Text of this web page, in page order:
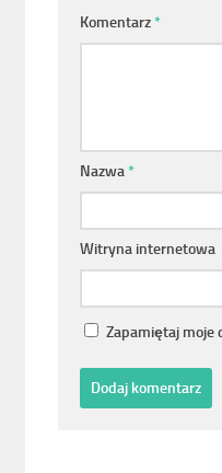
Komentarz*
Nazwa*
Witryna internetowa
Zapamiętaj moje